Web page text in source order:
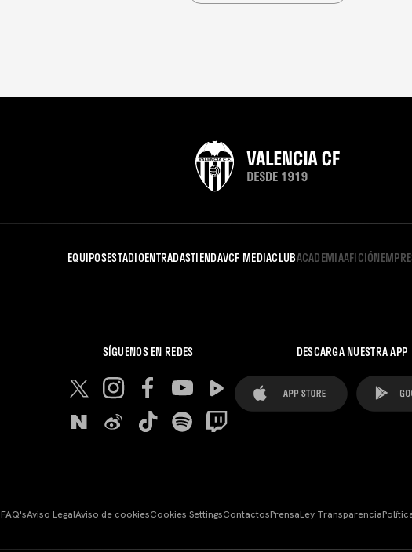
EQUIPOSESTADIOENTRADASTIENDAVCF MEDIACLUBACADEMIAAFICIÓN
SÍGUENOS EN REDES DESCARGA NUESTRA APP
FAQ'sAviso LegalAviso de cookiesCookies SettingsContactosPrensaLey Transparencia